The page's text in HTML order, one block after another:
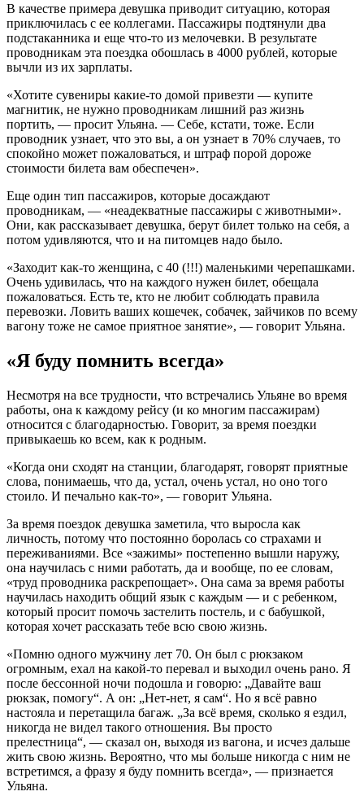
В качестве примера девушка приводит ситуацию, которая
приключилась с ее коллегами. Пассажиры подтянули два
подстаканника и еще что-то из мелочевки. В результате
проводникам эта поездка обошлась в 4000 рублей, которые
вычли из их зарплаты.
«Хотите сувениры какие-то домой привезти — купите
магнитик, не нужно проводникам лишний раз жизнь
портить, — просит Ульяна. — Себе, кстати, тоже. Если
проводник узнает, что это вы, а он узнает в 70% случаев, то
спокойно может пожаловаться, и штраф порой дороже
стоимости билета вам обеспечен».
Еще один тип пассажиров, которые досаждают
проводникам, — «неадекватные пассажиры с животными».
Они, как рассказывает девушка, берут билет только на себя, а
потом удивляются, что и на питомцев надо было.
«Заходит как-то женщина, с 40 (!!!) маленькими черепашками.
Очень удивилась, что на каждого нужен билет, обещала
пожаловаться. Есть те, кто не любит соблюдать правила
перевозки. Ловить ваших кошечек, собачек, зайчиков по всему
вагону тоже не самое приятное занятие», — говорит Ульяна.
«Я буду помнить всегда»
Несмотря на все трудности, что встречались Ульяне во время
работы, она к каждому рейсу (и ко многим пассажирам)
относится с благодарностью. Говорит, за время поездки
привыкаешь ко всем, как к родным.
«Когда они сходят на станции, благодарят, говорят приятные
слова, понимаешь, что да, устал, очень устал, но оно того
стоило. И печально как-то», — говорит Ульяна.
За время поездок девушка заметила, что выросла как
личность, потому что постоянно боролась со страхами и
переживаниями. Все «зажимы» постепенно вышли наружу,
она научилась с ними работать, да и вообще, по ее словам,
«труд проводника раскрепощает». Она сама за время работы
научилась находить общий язык с каждым — и с ребенком,
который просит помочь застелить постель, и с бабушкой,
которая хочет рассказать тебе всю свою жизнь.
«Помню одного мужчину лет 70. Он был с рюкзаком
огромным, ехал на какой-то перевал и выходил очень рано. Я
после бессонной ночи подошла и говорю: „Давайте ваш
рюкзак, помогу“. А он: „Нет-нет, я сам“. Но я всё равно
настояла и перетащила багаж. „За всё время, сколько я ездил,
никогда не видел такого отношения. Вы просто
прелестница“, — сказал он, выходя из вагона, и исчез дальше
жить свою жизнь. Вероятно, что мы больше никогда с ним не
встретимся, а фразу я буду помнить всегда», — признается
Ульяна.